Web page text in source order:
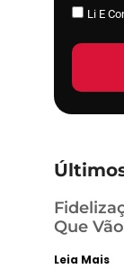
Li E
Que
Leia Mais